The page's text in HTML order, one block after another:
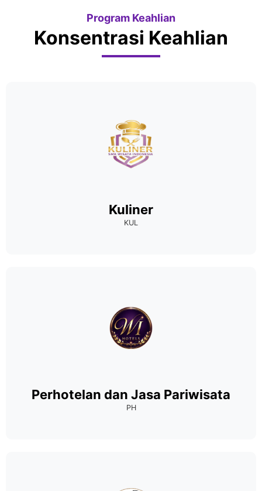
Program Keahlian
Konsentrasi Keahlian
Kuliner
KUL
Perhotelan dan Jasa Pariwisata
PH